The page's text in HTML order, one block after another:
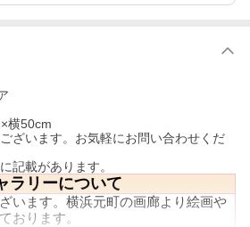
横50cm
ざいます。お気軽にお問い合わせくだ
記載があります。
ラリーについて
います。横浜元町の画廊より絵画や
おります。